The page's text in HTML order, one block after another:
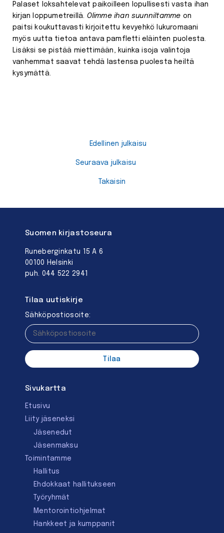
Palaset loksahtelevat paikoilleen lopullisesti vasta ihan
kirjan loppumetreillä. Olimme ihan suunniltamme on
paitsi koukuttavasti kirjoitettu kevyehkö lukuromaani
myös uutta tietoa antava pamfletti eläinten puolesta.
Lisäksi se pistää miettimään, kuinka isoja valintoja
vanhemmat saavat tehdä lastensa puolesta heiltä
kysymättä.
Edellinen julkaisu
Takaisin
Seuraava julkaisu
Suomen kirjastoseura
Runeberginkatu 15 A 6
00100 Helsinki
puh. 044 522 2941
Tilaa uutiskirje
Sähköpostiosoite:
Sivukartta
Etusivu
Liity jäseneksi
Jäsenedut
Jäsenmaksu
Toimintamme
Hallitus
Ehdokkaat hallitukseen
Työryhmät
Mentorointi­ohjelmat
Hankkeet ja kumppanit